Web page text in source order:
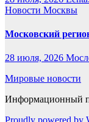
Новости Москвы
Московский
28 июля, 2026
Мировые новости
Информационный